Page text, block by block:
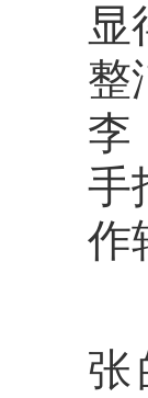
显
整
李
手
作